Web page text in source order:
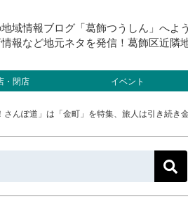
域情報ブログ「葛飾つうしん」へよ
報など地元ネタを発信！葛飾区近隣
・閉店 イベント
さんぽ道」は「金町」を特集、旅人は引き続き